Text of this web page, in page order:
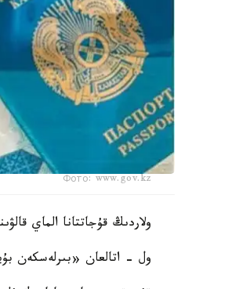
Фото: www.gov.kz
ولاردىڭ قۇجاتتانا الماي
ول - اتالعان «بىرلەسكەن